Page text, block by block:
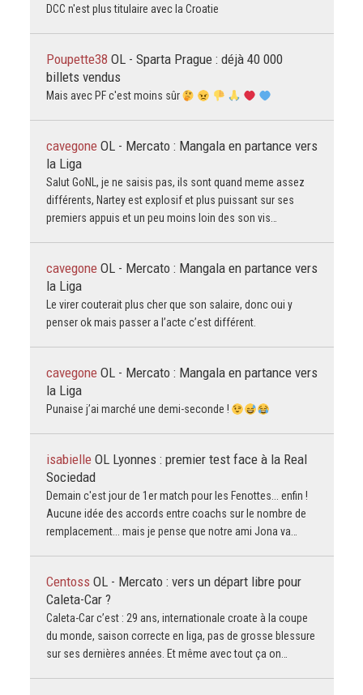
DCC n'est plus titulaire avec la Croatie
Poupette38 OL - Sparta Prague : déjà 40 000
billets vendus
Mais avec PF c'est moins sûr
cavegone OL - Mercato : Mangala en partance vers
la Liga
Salut GoNL, je ne saisis pas, ils sont quand meme assez
différents, Nartey est explosif et plus puissant sur ses
premiers appuis et un peu moins loin des son vis…
cavegone OL - Mercato : Mangala en partance vers
la Liga
Le virer couterait plus cher que son salaire, donc oui y
penser ok mais passer a l’acte c’est différent.
cavegone OL - Mercato : Mangala en partance vers
la Liga
Punaise j’ai marché une demi-seconde !
isabielle OL Lyonnes : premier test face à la Real
Sociedad
Demain c'est jour de 1er match pour les Fenottes... enfin !
Aucune idée des accords entre coachs sur le nombre de
remplacement... mais je pense que notre ami Jona va…
Centoss OL - Mercato : vers un départ libre pour
Caleta-Car ?
Caleta-Car c’est : 29 ans, internationale croate à la coupe
du monde, saison correcte en liga, pas de grosse blessure
sur ses dernières années. Et même avec tout ça on…